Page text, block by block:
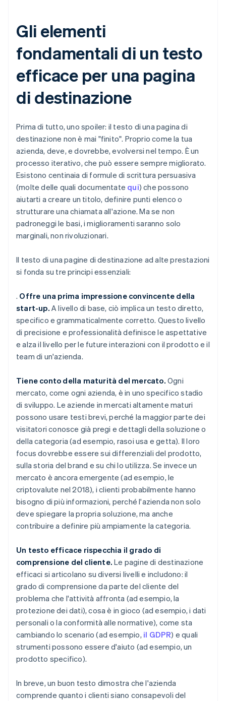
Gli elementi
fondamentali di un testo
efficace per una pagina
di destinazione
Prima di tutto, uno spoiler: il testo di una pagina di
destinazione non è mai "finito". Proprio come la tua
azienda, deve, e dovrebbe, evolversi nel tempo. È un
processo iterativo, che può essere sempre migliorato.
Esistono centinaia di formule di scrittura persuasiva
(molte delle quali documentate qui) che possono
aiutarti a creare un titolo, definire punti elenco o
strutturare una chiamata all'azione. Ma se non
padroneggi le basi, i miglioramenti saranno solo
marginali, non rivoluzionari.
Il testo di una pagine di destinazione ad alte prestazioni
si fonda su tre principi essenziali:
. Offre una prima impressione convincente della
start-up. A livello di base, ciò implica un testo diretto,
specifico e grammaticalmente corretto. Questo livello
di precisione e professionalità definisce le aspettative
e alza il livello per le future interazioni con il prodotto e il
team di un'azienda.
Tiene conto della maturità del mercato. Ogni
mercato, come ogni azienda, è in uno specifico stadio
di sviluppo. Le aziende in mercati altamente maturi
possono usare testi brevi, perché la maggior parte dei
visitatori conosce già pregi e dettagli della soluzione o
della categoria (ad esempio, rasoi usa e getta). Il loro
focus dovrebbe essere sui differenziali del prodotto,
sulla storia del brand e su chi lo utilizza. Se invece un
mercato è ancora emergente (ad esempio, le
criptovalute nel 2018), i clienti probabilmente hanno
bisogno di più informazioni, perché l'azienda non solo
deve spiegare la propria soluzione, ma anche
contribuire a definire più ampiamente la categoria.
Un testo efficace rispecchia il grado di
comprensione del cliente. Le pagine di destinazione
efficaci si articolano su diversi livelli e includono: il
grado di comprensione da parte del cliente del
problema che l'attività affronta (ad esempio, la
protezione dei dati), cosa è in gioco (ad esempio, i dati
personali o la conformità alle normative), come sta
cambiando lo scenario (ad esempio, il GDPR) e quali
strumenti possono essere d'aiuto (ad esempio, un
prodotto specifico).
In breve, un buon testo dimostra che l'azienda
comprende quanto i clienti siano consapevoli del